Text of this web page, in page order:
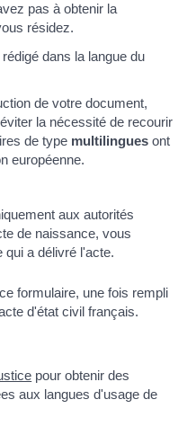
pas à obtenir la
résidez.
dans la langue du
de votre document,
la nécessité de recourir
de type multilingues ont
européenne.
aux autorités
de naissance, vous
a délivré l'acte.
formulaire, une fois rempli
d'état civil français.
pour obtenir des
aux langues d'usage de